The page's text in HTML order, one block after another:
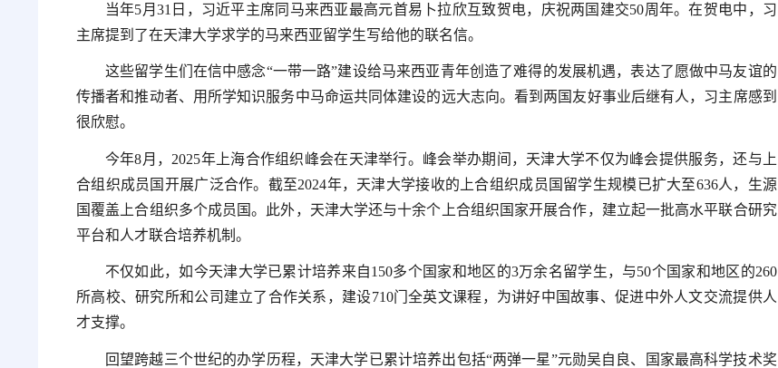
当年5月31日，习近平主席同马来西亚最高元首易卜拉欣互致贺电，庆祝两国建交50周年。在贺电中，习
主席提到了在天津大学求学的马来西亚留学生写给他的联名信。
这些留学生们在信中感念“一带一路”建设给马来西亚青年创造了难得的发展机遇，表达了愿做中马友谊的
传播者和推动者、用所学知识服务中马命运共同体建设的远大志向。看到两国友好事业后继有人，习主席感到
很欣慰。
今年8月，2025年上海合作组织峰会在天津举行。峰会举办期间，天津大学不仅为峰会提供服务，还与上
合组织成员国开展广泛合作。截至2024年，天津大学接收的上合组织成员国留学生规模已扩大至636人，生源
国覆盖上合组织多个成员国。此外，天津大学还与十余个上合组织国家开展合作，建立起一批高水平联合研究
平台和人才联合培养机制。
不仅如此，如今天津大学已累计培养来自150多个国家和地区的3万余名留学生，与50个国家和地区的260
所高校、研究所和公司建立了合作关系，建设710门全英文课程，为讲好中国故事、促进中外人文交流提供人
才支撑。
回望跨越三个世纪的办学历程，天津大学已累计培养出包括“两弹一星”元勋吴自良、国家最高科学技术奖